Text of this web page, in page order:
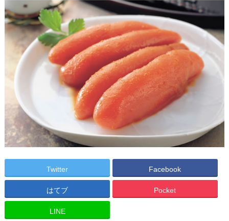
Twitter Facebook
はてブ Pocket
LINE